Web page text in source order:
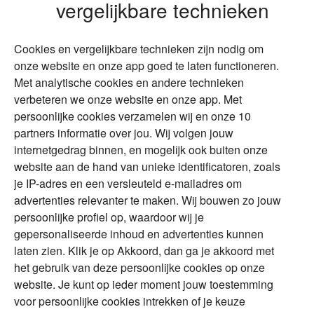
Wonen
Schenken
Duurzaam
Vermogensplanning
Tweede huis in
buitenland
DGA
Erfenis
Over Financial Focus
Specialisten
Financial Focus
magazine
The Exit Years
Contact
Alles voor en over vermogenden.
Over ABN AMRO Veiligheid Privacy & Cookies
vergelijkbare technieken
Cookies en vergelijkbare technieken zijn nodig om
onze website en onze app goed te laten functioneren.
Met analytische cookies en andere technieken
verbeteren we onze website en onze app. Met
persoonlijke cookies verzamelen wij en onze 10
partners informatie over jou. Wij volgen jouw
internetgedrag binnen, en mogelijk ook buiten onze
website aan de hand van unieke identificatoren, zoals
je IP-adres en een versleuteld e-mailadres om
advertenties relevanter te maken. Wij bouwen zo jouw
persoonlijke profiel op, waardoor wij je
gepersonaliseerde inhoud en advertenties kunnen
laten zien. Klik je op Akkoord, dan ga je akkoord met
het gebruik van deze persoonlijke cookies op onze
website. Je kunt op ieder moment jouw toestemming
voor persoonlijke cookies intrekken of je keuze